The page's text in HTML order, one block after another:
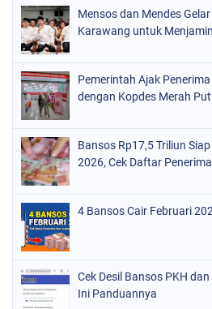
Mensos dan Mendes
Karawang untuk
Pemerintah Ajak
dengan Kopdes Merah
Bansos Rp17,5 Triliun
2026, Cek Daftar
4 Bansos Cair Februari
Cek Desil Bansos PKH
Ini Panduannya